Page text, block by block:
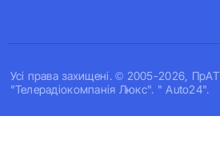
Усi права захищенi. © 2005-2026, ПрАТ
"Телерадіокомпанія Люкс". " Auto24".